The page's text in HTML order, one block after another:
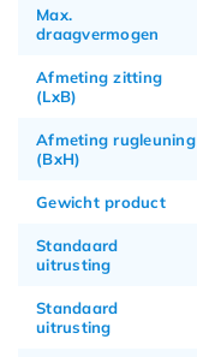
Max.
draagvermogen
Afmeting zitting
(LxB)
Afmeting rugleuning
(BxH)
Gewicht product
Standaard
uitrusting
Standaard
uitrusting